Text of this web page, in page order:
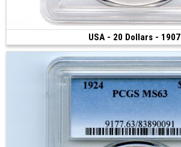
USA - 20 Dollars - 1907
(1907 • Philadelphie • 33.43 g • 34 mm)